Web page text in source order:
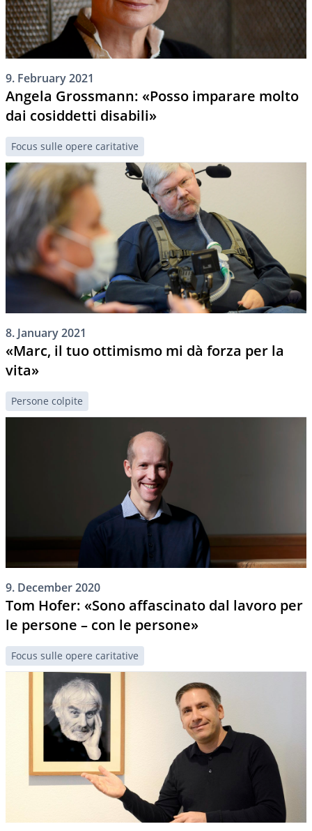
9. February 2021
Angela Grossmann: «Posso imparare molto
dai cosiddetti disabili»
Focus sulle opere caritative
8. January 2021
«Marc, il tuo ottimismo mi dà forza per la
vita»
Persone colpite
9. December 2020
Tom Hofer: «Sono affascinato dal lavoro per
le persone – con le persone»
Focus sulle opere caritative